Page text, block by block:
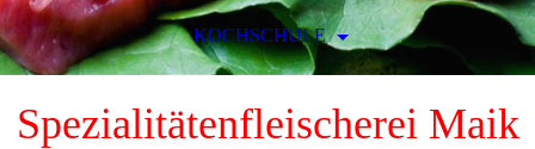
Spezialitätenfleischerei Maik
KOCHSCHULE